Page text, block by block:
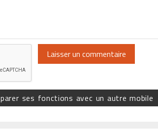
ses fonctions avec un autre mobile